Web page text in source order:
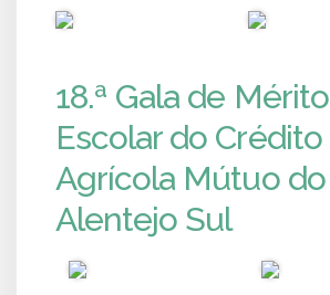
18.ª Gala de Mérito
Escolar do Crédito
Agrícola Mútuo do
Alentejo Sul